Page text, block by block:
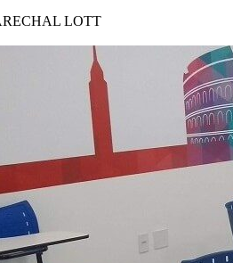
LOTT